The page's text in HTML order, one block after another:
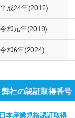
平成24年(2012)
令和元年(2019)
令和6年(2024)
弊社の認証取得番号
本産業規格認証取得